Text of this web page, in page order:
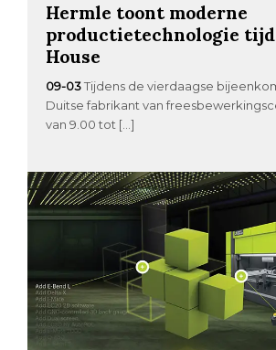
Hermle toont moderne
productietechnologie
House
09-03 Tijdens de vierdaagse
Duitse fabrikant van
van 9.00 tot […]